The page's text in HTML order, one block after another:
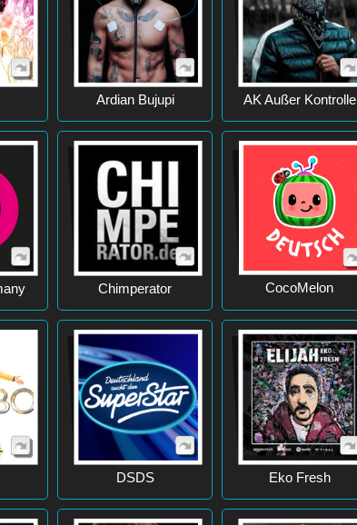
Ardian Bujupi AK Außer Kontrolle
Chimperator CocoMelon
DSDS Eko Fresh